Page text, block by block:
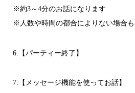
※約3～4分のお話になります
※人数や時間の都合によりない場合
6.【パーティー終了】
7.【メッセージ機能を使ってお話】